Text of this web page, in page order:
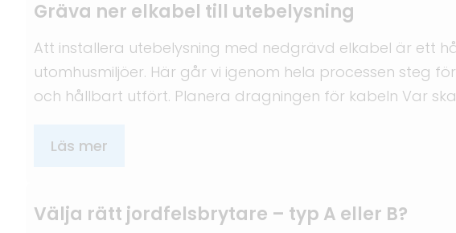
Gräva ner elkabel till utebelysning
Att installera utebelysning med nedgrävd elkabel är ett
utomhusmiljöer. Här går vi igenom hela processen steg
och hållbart utfört. Planera dragningen för kabeln Var
Läs mer
Välja rätt jordfelsbrytare – typ A eller B?